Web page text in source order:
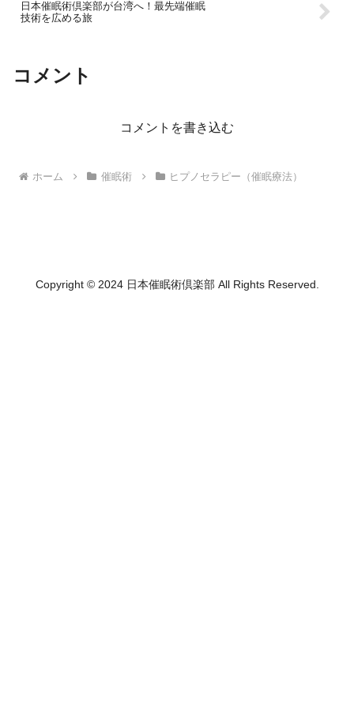
日本催眠術倶楽部が台湾へ！最先端催眠
技術を広める旅
コメント
コメントを書き込む
ホーム 催眠術 ヒプノセラピー（催眠療法）
Copyright © 2024 日本催眠術倶楽部 All Rights Reserved.